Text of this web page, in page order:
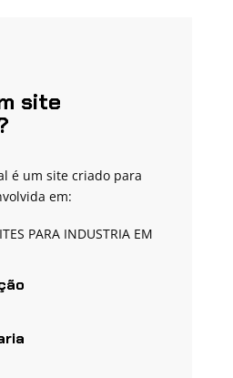
site
é um site criado para
em: